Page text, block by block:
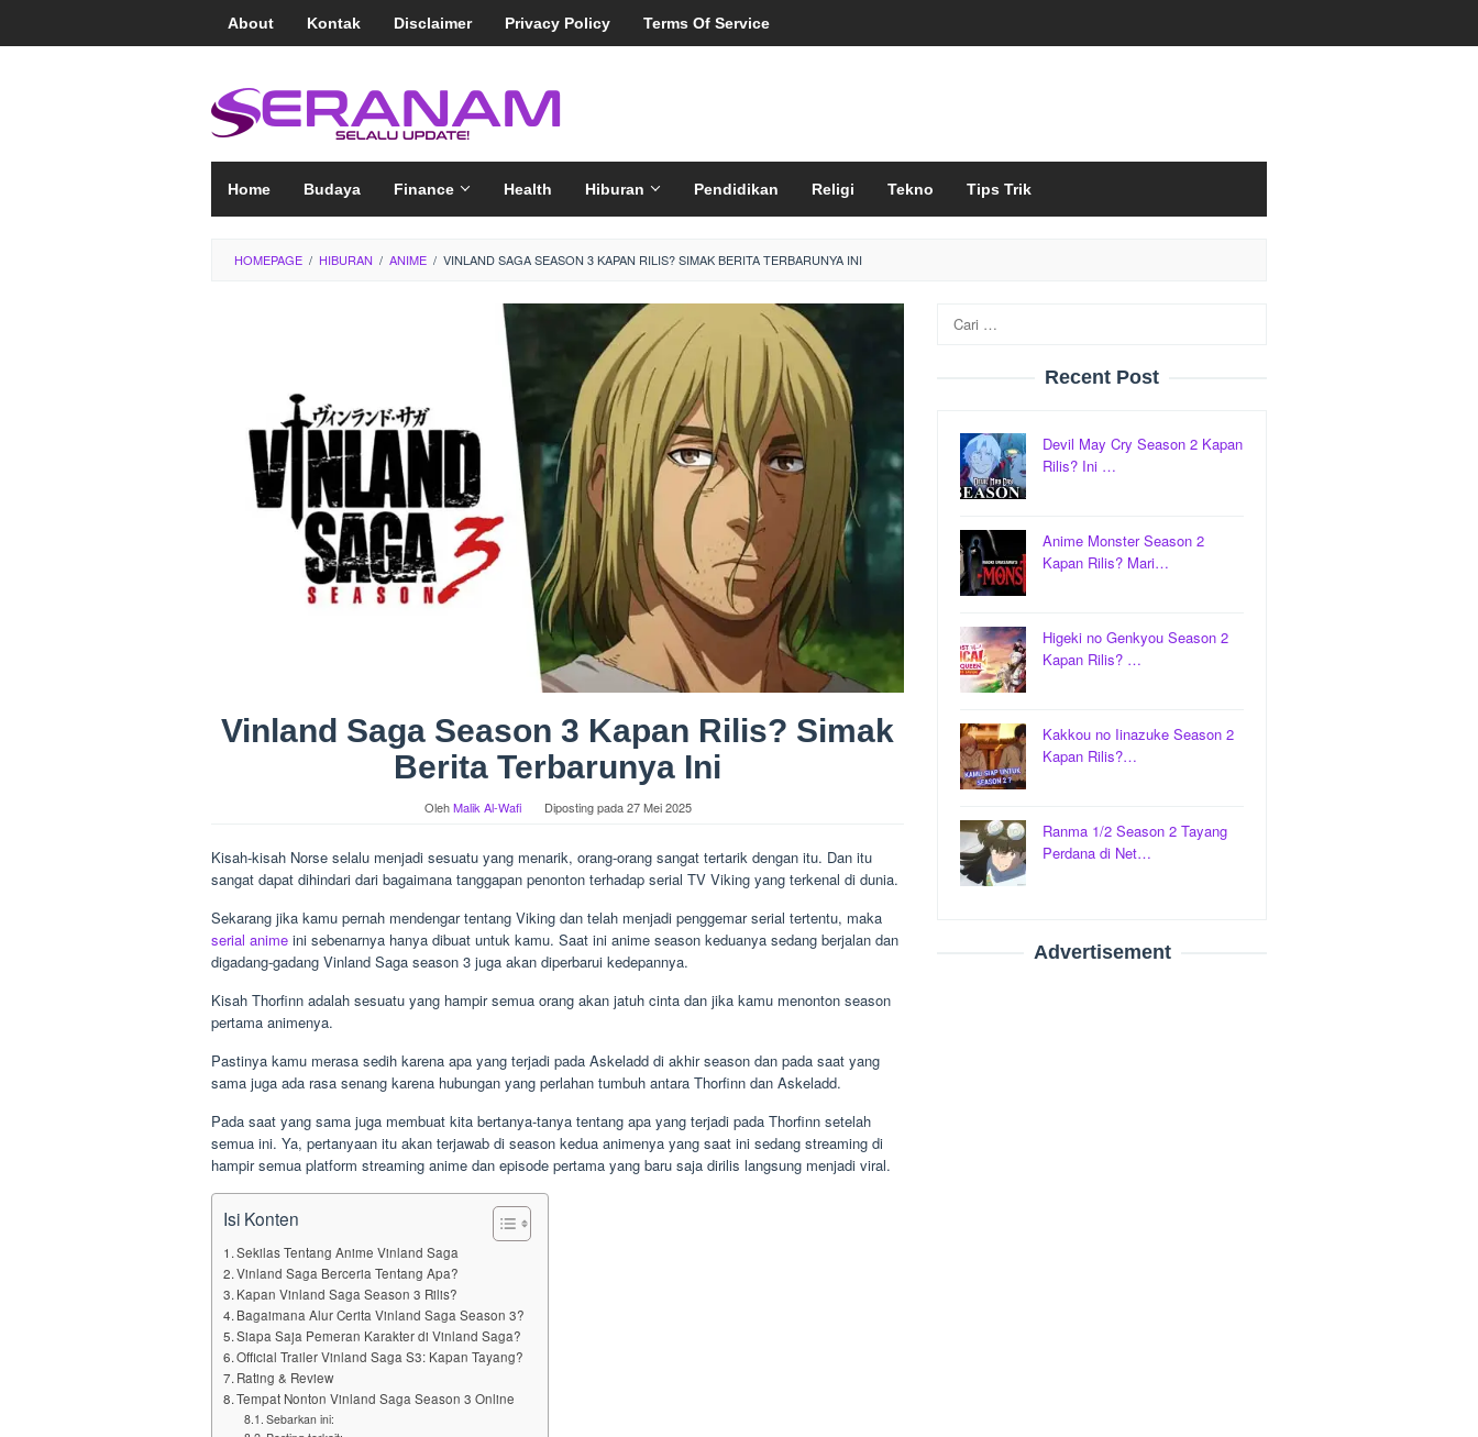
About Kontak Disclaimer Privacy Policy Terms Of Service
Home Budaya Finance Health Hiburan Pendidikan Religi Tekno Tips Trik
HOMEPAGE / HIBURAN / ANIME / VINLAND SAGA SEASON 3 KAPAN RILIS? SIMAK BERITA TERBARUNYA INI
Vinland Saga Season 3 Kapan Rilis? Simak
Berita Terbarunya Ini
OlehMalik Al-Wafi Diposting pada27 Mei 2025
Kisah-kisah Norse selalu menjadi sesuatu yang menarik, orang-orang sangat tertarik dengan itu. Dan itu
sangat dapat dihindari dari bagaimana tanggapan penonton terhadap serial TV Viking yang terkenal di dunia.
Sekarang jika kamu pernah mendengar tentang Viking dan telah menjadi penggemar serial tertentu, maka
serial anime ini sebenarnya hanya dibuat untuk kamu. Saat ini anime season keduanya sedang berjalan dan
digadang-gadang Vinland Saga season 3 juga akan diperbarui kedepannya.
Kisah Thorfinn adalah sesuatu yang hampir semua orang akan jatuh cinta dan jika kamu menonton season
pertama animenya.
Pastinya kamu merasa sedih karena apa yang terjadi pada Askeladd di akhir season dan pada saat yang
sama juga ada rasa senang karena hubungan yang perlahan tumbuh antara Thorfinn dan Askeladd.
Pada saat yang sama juga membuat kita bertanya-tanya tentang apa yang terjadi pada Thorfinn setelah
semua ini. Ya, pertanyaan itu akan terjawab di season kedua animenya yang saat ini sedang streaming di
hampir semua platform streaming anime dan episode pertama yang baru saja dirilis langsung menjadi viral.
Isi Konten
Sekilas Tentang Anime Vinland Saga
Vinland Saga Berceria Tentang Apa?
Kapan Vinland Saga Season 3 Rilis?
Bagaimana Alur Cerita Vinland Saga Season 3?
Siapa Saja Pemeran Karakter di Vinland Saga?
Official Trailer Vinland Saga S3: Kapan Tayang?
Rating & Review
Tempat Nonton Vinland Saga Season 3 Online
Sebarkan ini:
Cari
untuk:
Recent Post
Devil May Cry Season 2 Kapan
Rilis? Ini …
Anime Monster Season 2
Kapan Rilis? Mari…
Higeki no Genkyou Season 2
Kapan Rilis? …
Kakkou no Iinazuke Season 2
Kapan Rilis?…
Ranma 1/2 Season 2 Tayang
Perdana di Net…
Advertisement